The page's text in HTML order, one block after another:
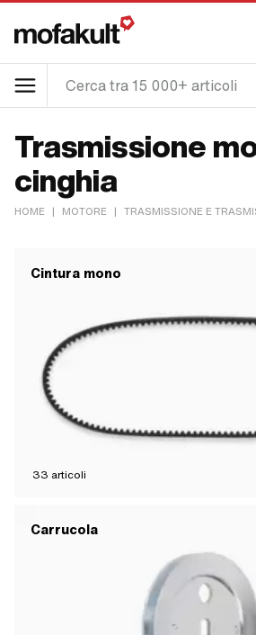
Trasmissione
cinghia
HOME | MOTORE | TRASMISSIONE E
Cintura mono
33 articoli
Carrucola